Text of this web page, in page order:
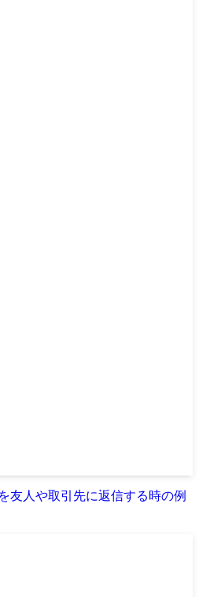
友人や取引先に返信する時の例